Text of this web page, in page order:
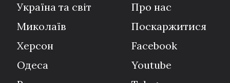
Україна та світ
Миколаїв
Херсон
Одеса
Про нас
Поскаржитися
Facebook
Youtube